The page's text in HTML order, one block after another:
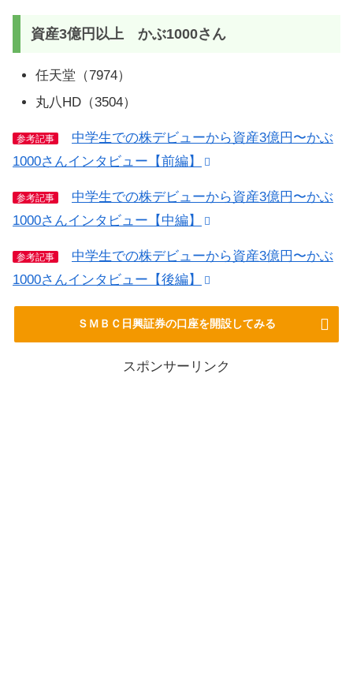
資産3億円以上 かぶ1000さん
任天堂（7974）
丸八HD（3504）
参考記事
中学生での株デビューから資産3億円〜かぶ
1000さんインタビュー【前編】
参考記事
中学生での株デビューから資産3億円〜かぶ
1000さんインタビュー【中編】
参考記事
中学生での株デビューから資産3億円〜かぶ
1000さんインタビュー【後編】
ＳＭＢＣ日興証券の口座を開設してみる
スポンサーリンク